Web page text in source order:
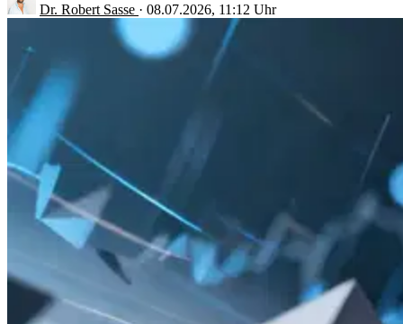
Dr. Robert Sasse · 08.07.2026, 11:12 Uhr